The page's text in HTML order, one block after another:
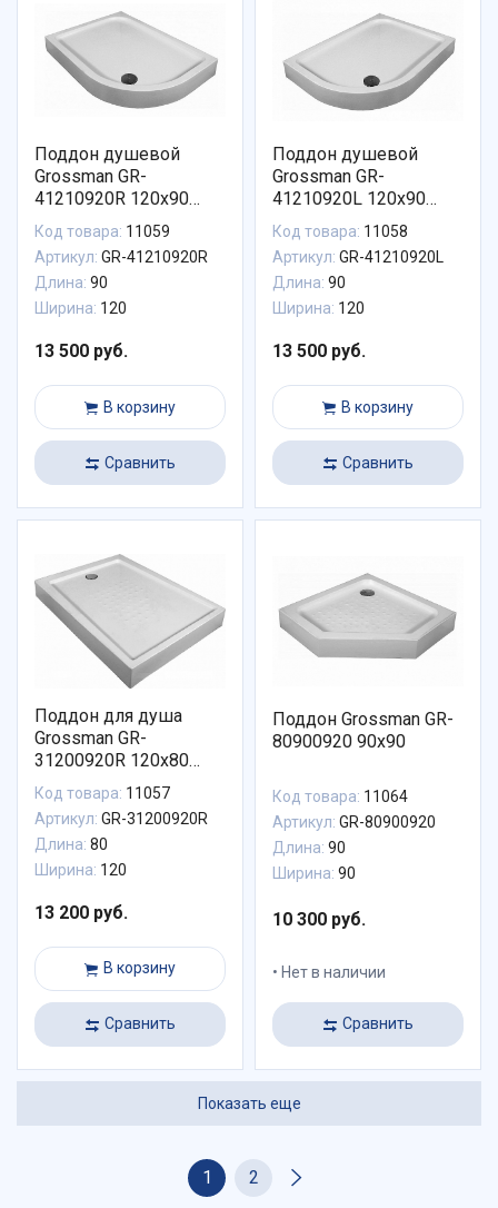
Поддон душевой
Grossman GR-
41210920R 120x90
правый
Код товара: 11059
Артикул: GR-41210920R
Длина: 90
Ширина: 120
13 500 руб.
В корзину
Сравнить
Поддон душевой
Grossman GR-
41210920L 120x90
левый
Код товара: 11058
Артикул: GR-41210920L
Длина: 90
Ширина: 120
13 500 руб.
В корзину
Сравнить
Поддон для душа
Grossman GR-
31200920R 120x80
правый
Код товара: 11057
Артикул: GR-31200920R
Длина: 80
Ширина: 120
13 200 руб.
В корзину
Сравнить
Поддон Grossman GR-
80900920 90x90
Код товара: 11064
Артикул: GR-80900920
Длина: 90
Ширина: 90
10 300 руб.
Нет в наличии
Сравнить
Показать еще
1 2